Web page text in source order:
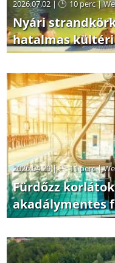
2026.07.02 | 10 perc|
Nyári
hatalmas
2026.04.29 | 11 perc|
Fürdőzz
akadálymentes